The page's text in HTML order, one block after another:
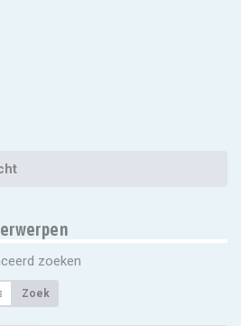
zoeken
Zoek